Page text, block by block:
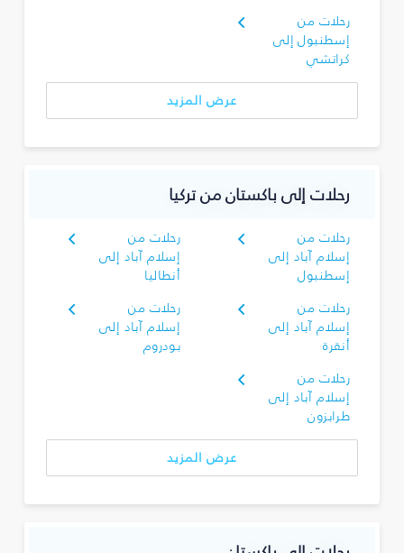
رحلات من
إسطنبول إلى
كراتشي
عرض المزيد
رحلات إلى باكستان من تركيا
رحلات من
إسلام آباد إلى
إسطنبول
رحلات من
إسلام آباد إلى
أنطاليا
رحلات من
إسلام آباد إلى
أنقرة
رحلات من
إسلام آباد إلى
بودروم
رحلات من
إسلام آباد إلى
طرابزون
عرض المزيد